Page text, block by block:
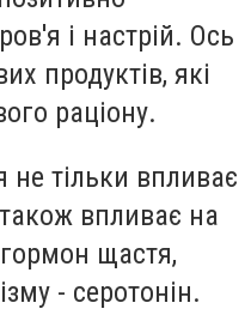
і настрій. Ось
продуктів, які
раціону.
тільки впливає
впливає на
щастя,
- серотонін.